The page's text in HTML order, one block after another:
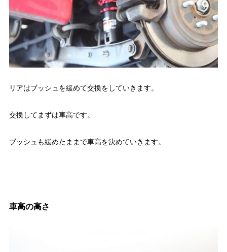
リアはブッシュを緩めて交換をしていきます。
交換してまずは車高です。
ブッシュも緩めたままで車高を決めていきます。
車高の高さ